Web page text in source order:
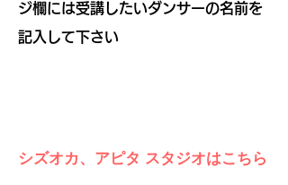
ジ欄には受講したいダンサーの名前を
記入して下さい
シズオカ、アピタ スタジオはこちら